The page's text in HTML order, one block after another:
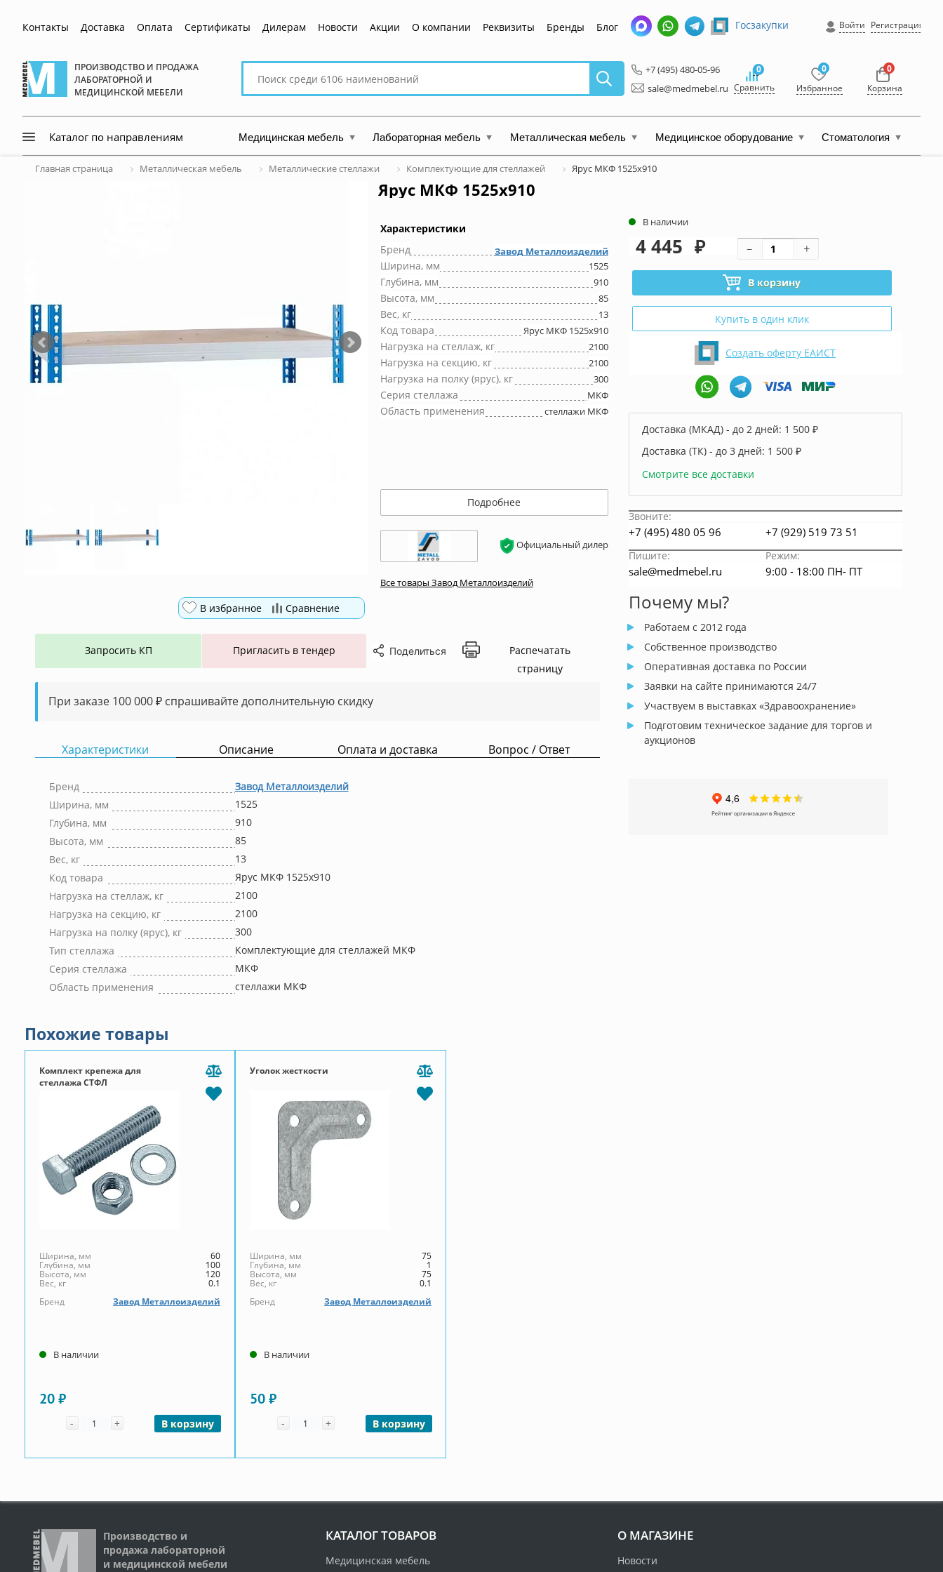
Контакты Доставка Оплата Сертификаты Дилерам Новости Акции О компании Реквизиты Бренды Блог
ПРОИЗВОДСТВО И ПРОДАЖА
ЛАБОРАТОРНОЙ И
МЕДИЦИНСКОЙ МЕБЕЛИ
Поиск
сайту
Госзакупки Войти Регистрация
+7 (495) 480-05-96
sale@medmebel.ru
0
Сравнить
0
Избранное
0
Корзина
Каталог по направлениям Медицинская мебель Лабораторная мебель Металлическая мебель Медицинское оборудование Стоматология
Главная страница Металлическая мебель Металлические стеллажи Комплектующие для стеллажей Ярус МКФ 1525x910
Ярус МКФ 1525x910
В избранное Сравнение
Характеристики
Бренд
Завод Металлоизделий
Ширина, мм 1525
Глубина, мм 910
Высота, мм 85
Вес, кг 13
Код товара Ярус МКФ 1525x910
Нагрузка на стеллаж, кг 2100
Нагрузка на секцию, кг 2100
Нагрузка на полку (ярус), кг 300
Серия стеллажа МКФ
Область применения стеллажи МКФ
Подробнее
Официальный дилер
Все товары Завод Металлоизделий
Запросить КП Пригласить в тендер Поделиться
Распечатать
страницу
При заказе 100 000 ₽ спрашивайте дополнительную скидку
Характеристики Описание Оплата и доставка Вопрос / Ответ
Бренд
Завод Металлоизделий
Ширина, мм
1525
Глубина, мм
910
Высота, мм
85
Вес, кг
13
Код товара
Ярус МКФ 1525x910
Нагрузка на стеллаж, кг
2100
Нагрузка на секцию, кг
2100
Нагрузка на полку (ярус), кг
300
Тип стеллажа
Комплектующие для стеллажей МКФ
Серия стеллажа
МКФ
Область применения
стеллажи МКФ
В наличии
4 445 ₽
В корзину
Купить в один клик
Создать оферту ЕАИСТ
Доставка (МКАД) - до 2 дней: 1 500 ₽
Доставка (ТК) - до 3 дней: 1 500 ₽
Смотрите все доставки
Звоните:
+7 (495) 480 05 96 +7 (929) 519 73 51
Пишите: Режим:
sale@medmebel.ru 9:00 - 18:00 ПН- ПТ
Почему мы?
Работаем с 2012 года
Собственное производство
Оперативная доставка по России
Заявки на сайте принимаются 24/7
Участвуем в выставках «Здравоохранение»
Подготовим техническое задание для торгов и
аукционов
Похожие товары
Комплект крепежа для
стеллажа СТФЛ
Ширина, мм 60
Глубина, мм 100
Высота, мм 120
Вес, кг
0.1
Бренд
Завод Металлоизделий
В наличии
20 ₽
- Количество
+ В корзину
Уголок жесткости
Ширина, мм 75
Глубина, мм 1
Высота, мм 75
Вес, кг
0.1
Бренд
Завод Металлоизделий
В наличии
50 ₽
- Количество
+ В корзину
Производство и
продажа лабораторной
и медицинской мебели
КАТАЛОГ ТОВАРОВ
Медицинская мебель
О МАГАЗИНЕ
Новости